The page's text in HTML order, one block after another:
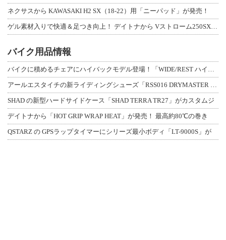
ネクサスから KAWASAKI H2 SX（18-22）用「ニーパッド」が発売！
ゲル素材入りで快適＆足つき向上！ デイトナから Vストローム250SX用「快適ロ
バイク用品情報
バイクに積めるチェアにハイバックモデル登場！「WIDE/REST ハイバックチェ
アールエスタイチの新ライディングシューズ「RSS016 DRYMASTER スト
SHAD の新型ハードサイドケース「SHAD TERRA TR27」がカスタムジ
デイトナから「HOT GRIP WRAP HEAT」が発売！ 最高約80℃の巻き
QSTARZ の GPSラップタイマーにシリーズ最小ボディ「LT-9000S」が